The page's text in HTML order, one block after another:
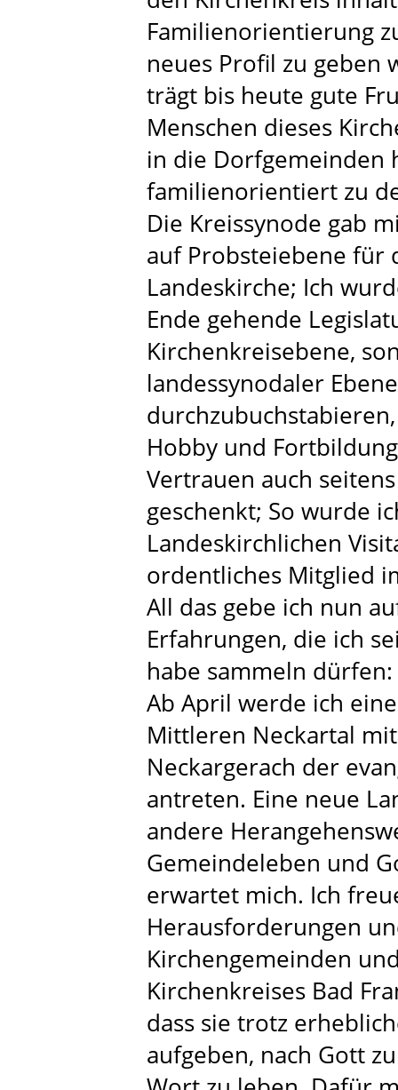
Familienorientierung
neues Profil zu geben
trägt bis heute gute
Menschen dieses
in die Dorfgemeinden
familienorientiert zu
Die Kreissynode gab
auf Probsteiebene für
Landeskirche; Ich
Ende gehende
Kirchenkreisebene,
landessynodaler
Hobby und
Vertrauen auch
geschenkt; So wurde
Landeskirchlichen
ordentliches Mitglied
All das gebe ich nun
Erfahrungen, die ich
habe sammeln
Ab April werde ich
Mittleren Neckartal
Neckargerach der
antreten. Eine neue
andere
Gemeindeleben und
erwartet mich. Ich
Herausforderungen
Kirchengemeinden
Kirchenkreises Bad
dass sie trotz
aufgeben, nach Gott